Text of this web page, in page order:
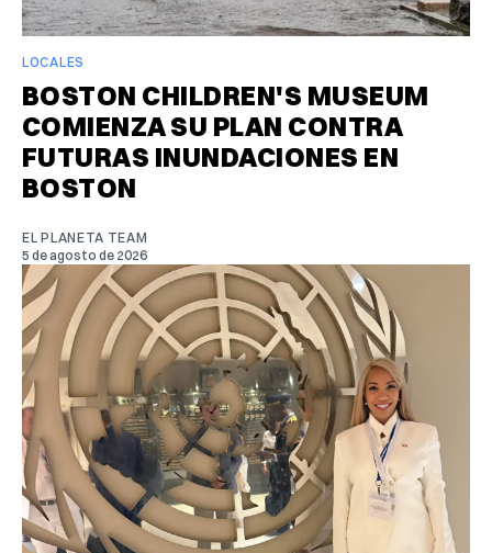
LOCALES
BOSTON CHILDREN'S MUSEUM
COMIENZA SU PLAN CONTRA
FUTURAS INUNDACIONES EN
BOSTON
EL PLANETA TEAM
5 de agosto de 2026